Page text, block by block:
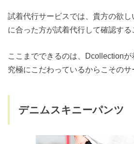
試着代行サービスでは、貴方の欲
に合った方が試着代行して確認する
ここまでできるのは、Dcollectionが
究極にこだわっているからこそのサ
デニムスキニーパンツ